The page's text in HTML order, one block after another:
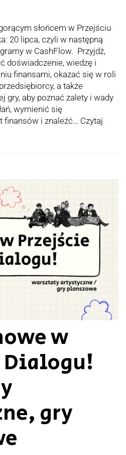
słońcem w Przejściu
20 lipca, czyli w następną
w CashFlow. Przyjdź,
doświadczenie, wiedzę i
finansami, okazać się w roli
a także
gry, aby poznać zalety i wady
wymienić się
finansów i znaleźć… Czytaj
w
Dialogu!
gry